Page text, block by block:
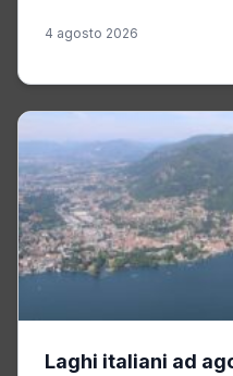
4 agosto 2026
Laghi italiani ad